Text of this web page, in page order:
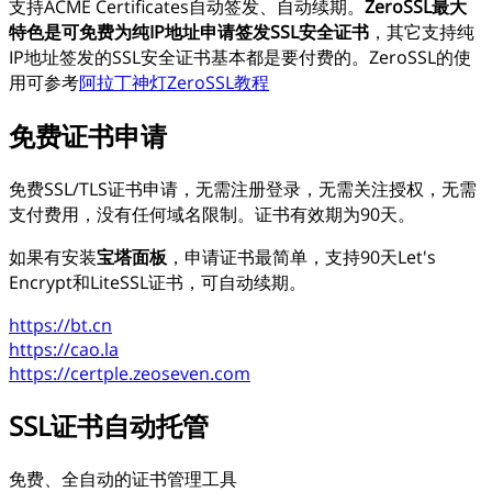
支持ACME Certificates自动签发、自动续期。 ZeroSSL最大
特色是可免费为纯IP地址申请签发SSL安全证书 ，其它支持纯
IP地址签发的SSL安全证书基本都是要付费的。ZeroSSL的使
用可参考阿拉丁神灯ZeroSSL教程
免费证书申请
免费SSL/TLS证书申请，无需注册登录，无需关注授权，无需
支付费用，没有任何域名限制。证书有效期为90天。
如果有安装宝塔面板 ，申请证书最简单，支持90天Let's
Encrypt和LiteSSL证书，可自动续期。
https://bt.cn
https://cao.la
https://certple.zeoseven.com
SSL证书自动托管
免费、全自动的证书管理工具